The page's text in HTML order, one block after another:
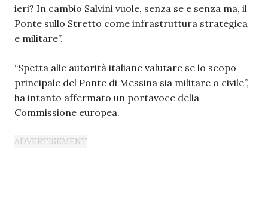
ieri? In cambio Salvini vuole, senza se e senza ma, il
Ponte sullo Stretto come infrastruttura strategica
e militare”.
“Spetta alle autorità italiane valutare se lo scopo
principale del Ponte di Messina sia militare o civile”,
ha intanto affermato un portavoce della
Commissione europea.